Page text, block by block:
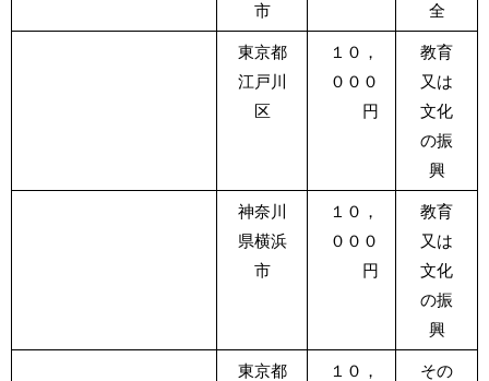
市
全
東京都
江戸川
区
１０，
０００
円
教育
又は
文化
の振
興
神奈川
県横浜
市
１０，
０００
円
教育
又は
文化
の振
興
東京都
１０，
その